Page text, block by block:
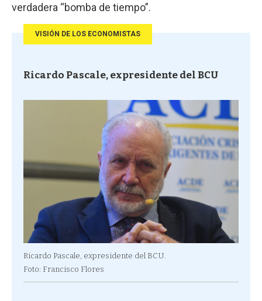
verdadera “bomba de tiempo”.
VISIÓN DE LOS ECONOMISTAS
Ricardo Pascale, expresidente del BCU
Ricardo Pascale, expresidente del BCU.
Foto: Francisco Flores